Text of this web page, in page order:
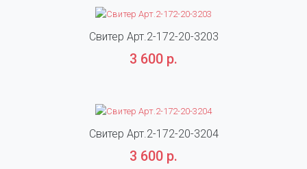
Свитер Арт.2-172-20-3203
3 600 р.
Свитер Арт.2-172-20-3204
3 600 р.